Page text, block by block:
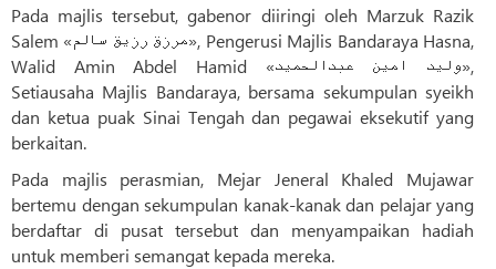
Pada majlis tersebut, gabenor diiringi oleh Marzuk Razik
Salem «مرزق رزیق سالم», Pengerusi Majlis Bandaraya Hasna,
Walid Amin Abdel Hamid «ولید امین عبدالحمید»,
Setiausaha Majlis Bandaraya, bersama sekumpulan syeikh
dan ketua puak Sinai Tengah dan pegawai eksekutif yang
berkaitan.
Pada majlis perasmian, Mejar Jeneral Khaled Mujawar
bertemu dengan sekumpulan kanak-kanak dan pelajar yang
berdaftar di pusat tersebut dan menyampaikan hadiah
untuk memberi semangat kepada mereka.